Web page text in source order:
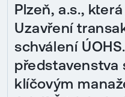
Plzeň, a.s.,
Uzavření
schválení
představenstva
klíčovým